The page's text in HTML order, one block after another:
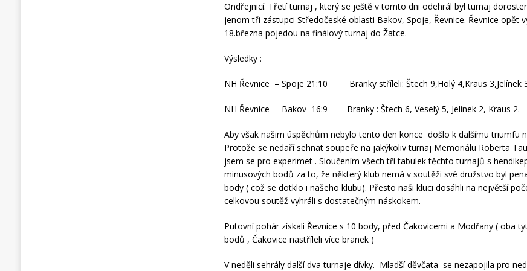
Ondřejnicí. Třetí turnaj , který se ještě v tomto dni odehrál byl turnaj
jenom tři zástupci Středočeské oblasti Bakov, Spoje, Řevnice. Řevnice opět
18.března pojedou na finálový turnaj do Žatce.
Výsledky :
NH Řevnice – Spoje 21:10 Branky stříleli: Štech 9,Holý 4,Kraus 3,Jelínek
NH Řevnice – Bakov 16:9 Branky : Štech 6, Veselý 5, Jelínek 2, Kraus 2.
Aby však našim úspěchům nebylo tento den konce došlo k dalšímu triumfu
Protože se nedaří sehnat soupeře na jakýkoliv turnaj Memoriálu Roberta
jsem se pro experimet . Sloučením všech tří tabulek těchto turnajů s
minusových bodů za to, že některý klub nemá v soutěži své družstvo byl
body ( což se dotklo i našeho klubu). Přesto naši kluci dosáhli na největší
celkovou soutěž vyhráli s dostatečným náskokem.
Putovní pohár získali Řevnice s 10 body, před Čakovicemi a Modřany ( oba
bodů , Čakovice nastříleli více branek )
V neděli sehrály další dva turnaje dívky. Mladší děvčata se nezapojila pro